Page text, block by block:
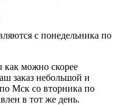
с понедельника по
как можно скорее
заказ небольшой и
Мск со вторника по
в тот же день.